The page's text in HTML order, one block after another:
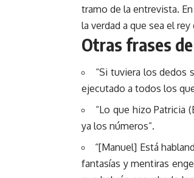
tramo de la entrevista.
la verdad a que sea el rey
Otras frases
“Si tuviera los dedos
ejecutado a todos los
“Lo que hizo Patricia
ya los números”.
“[Manuel] Está
fantasías y mentiras